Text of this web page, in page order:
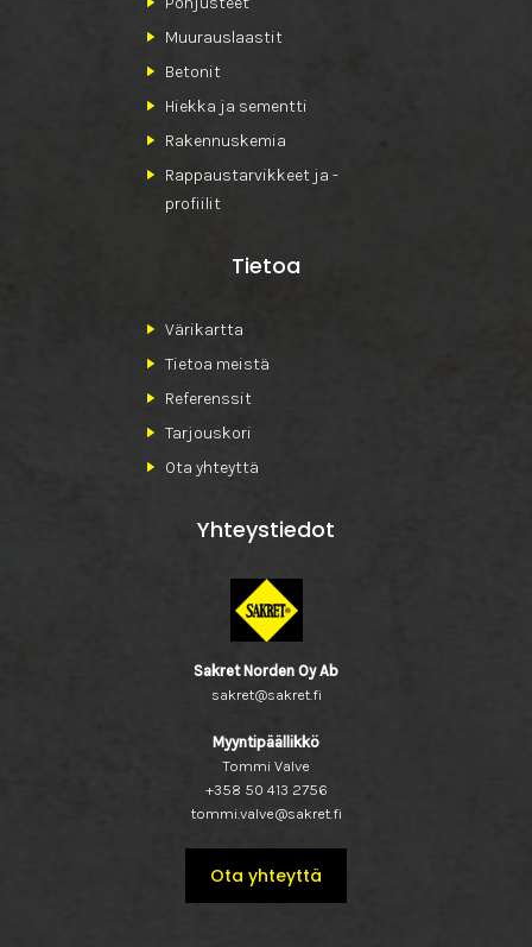
Muurauslaastit
Betonit
Hiekka ja sementti
Rakennuskemia
Rappaustarvikkeet ja -
profiilit
Tietoa
Värikartta
Tietoa meistä
Referenssit
Tarjouskori
Ota yhteyttä
Yhteystiedot
Sakret Norden Oy Ab
sakret@sakret.fi
Myyntipäällikkö
Tommi Valve
+358 50 413 2756
tommi.valve@sakret.fi
Ota yhteyttä